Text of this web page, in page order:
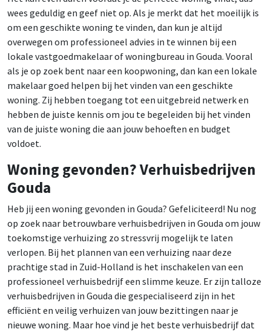
wees geduldig en geef niet op. Als je merkt dat het moeilijk is
om een geschikte woning te vinden, dan kun je altijd
overwegen om professioneel advies in te winnen bij een
lokale vastgoedmakelaar of woningbureau in Gouda. Vooral
als je op zoek bent naar een koopwoning, dan kan een lokale
makelaar goed helpen bij het vinden van een geschikte
woning. Zij hebben toegang tot een uitgebreid netwerk en
hebben de juiste kennis om jou te begeleiden bij het vinden
van de juiste woning die aan jouw behoeften en budget
voldoet.
Woning gevonden? Verhuisbedrijven
Gouda
Heb jij een woning gevonden in Gouda? Gefeliciteerd! Nu nog
op zoek naar betrouwbare verhuisbedrijven in Gouda om jouw
toekomstige verhuizing zo stressvrij mogelijk te laten
verlopen. Bij het plannen van een verhuizing naar deze
prachtige stad in Zuid-Holland is het inschakelen van een
professioneel verhuisbedrijf een slimme keuze. Er zijn talloze
verhuisbedrijven in Gouda die gespecialiseerd zijn in het
efficiënt en veilig verhuizen van jouw bezittingen naar je
nieuwe woning. Maar hoe vind je het beste verhuisbedrijf dat